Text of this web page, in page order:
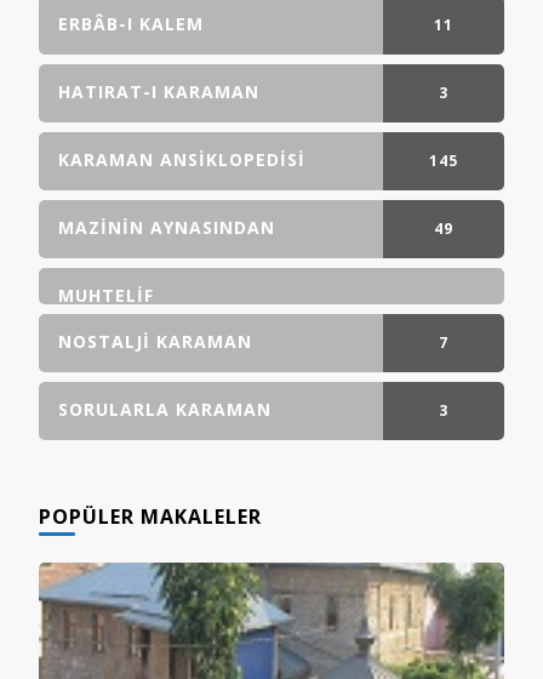
ERBÂB-I KALEM 11
GÖNDERI(LER)
HATIRAT-I KARAMAN 3
GÖNDERI(LER)
KARAMAN ANSIKLOPEDISI 145
GÖNDERI(LER)
MAZININ AYNASINDAN 49
MUHTELIF
NOSTALJI KARAMAN
7
GÖNDERI(LER)
SORULARLA KARAMAN 3
POPÜLER MAKALELER